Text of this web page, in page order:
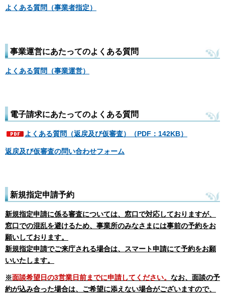
よくある質問（事業者指定）​
事業運営にあたってのよくある質問
よくある質問（事業運営）
電子請求にあたってのよくある質問
よくある質問（返戻及び仮審査）（PDF：142KB）
返戻及び仮審査の問い合わせフォーム
新規指定申請予約
新規指定申請に係る審査については、窓口で対応しておりますが、
窓口での混乱を避けるため、事業所のみなさまには事前の予約をお
願いしております。
新規指定申請でご来庁される場合は、スマート申請にて予約をお願
いいたします。
※面談希望日の3営業日前までに申請してください。 なお、面談の予
約が込み合った場合は、ご希望に添えない場合がございますので、